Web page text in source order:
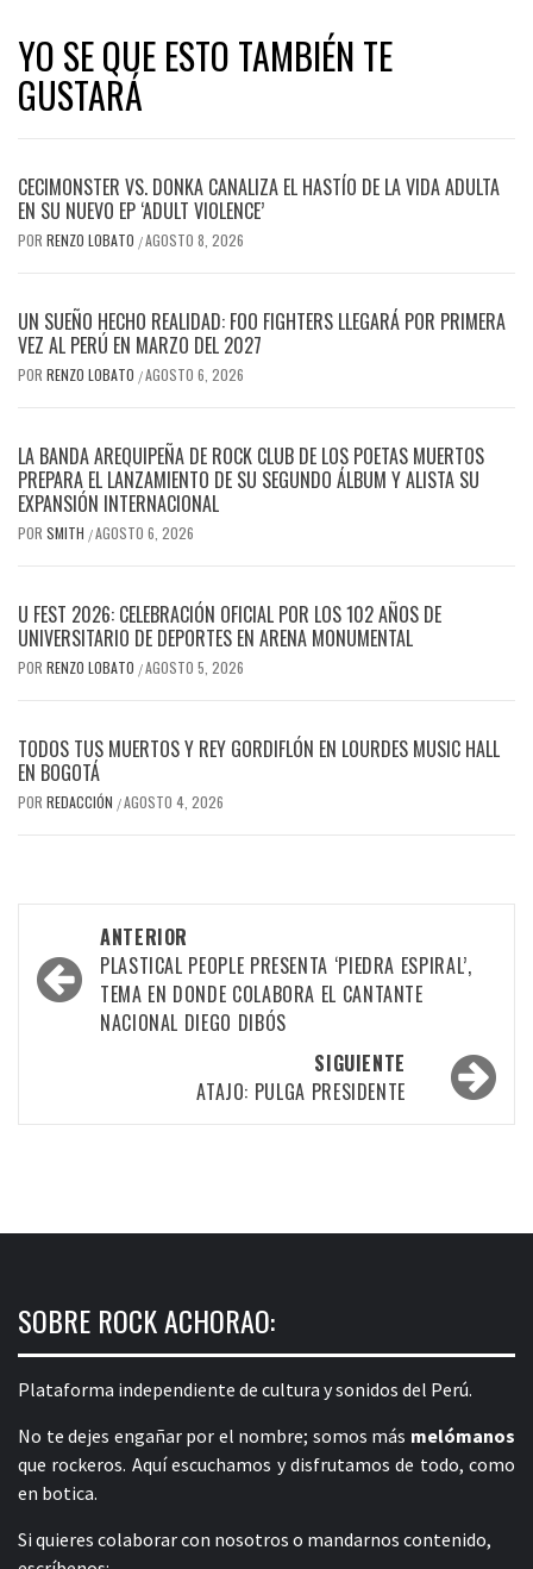
YO SE QUE ESTO TAMBIÉN TE
GUSTARÁ
CECIMONSTER VS. DONKA CANALIZA EL HASTÍO DE LA VIDA ADULTA
EN SU NUEVO EP ‘ADULT VIOLENCE’
POR RENZO LOBATO /AGOSTO 8, 2026
UN SUEÑO HECHO REALIDAD: FOO FIGHTERS LLEGARÁ POR PRIMERA
VEZ AL PERÚ EN MARZO DEL 2027
POR RENZO LOBATO /AGOSTO 6, 2026
LA BANDA AREQUIPEÑA DE ROCK CLUB DE LOS POETAS MUERTOS
PREPARA EL LANZAMIENTO DE SU SEGUNDO ÁLBUM Y ALISTA SU
EXPANSIÓN INTERNACIONAL
POR SMITH /AGOSTO 6, 2026
U FEST 2026: CELEBRACIÓN OFICIAL POR LOS 102 AÑOS DE
UNIVERSITARIO DE DEPORTES EN ARENA MONUMENTAL
POR RENZO LOBATO /AGOSTO 5, 2026
TODOS TUS MUERTOS Y REY GORDIFLÓN EN LOURDES MUSIC HALL
EN BOGOTÁ
POR REDACCIÓN /AGOSTO 4, 2026
Navegación
por
las
ANTERIOR
PLASTICAL PEOPLE PRESENTA ‘PIEDRA ESPIRAL’,
TEMA EN DONDE COLABORA EL CANTANTE
NACIONAL DIEGO DIBÓS
SIGUIENTE
ATAJO: PULGA PRESIDENTE
SOBRE ROCK ACHORAO:
Plataforma independiente de cultura y sonidos del Perú.
No te dejes engañar por el nombre; somos más melómanos
que rockeros. Aquí escuchamos y disfrutamos de todo, como
en botica.
Si quieres colaborar con nosotros o mandarnos contenido,